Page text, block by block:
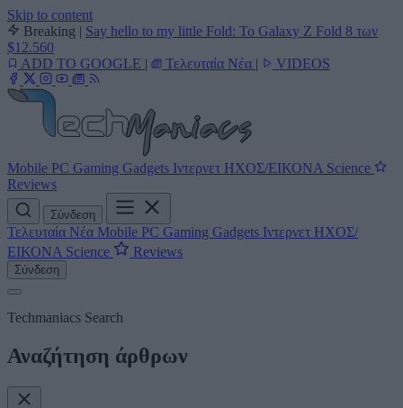
Skip to content
Breaking | Say hello to my little Fold: Το Galaxy Z Fold 8 των
$12.560
ADD TO GOOGLE | Τελευταία Νέα | VIDEOS
Mobile PC Gaming Gadgets Ιντερνετ ΗΧΟΣ/ΕΙΚΟΝΑ Science
Reviews
Σύνδεση
Τελευταία Νέα Mobile PC Gaming Gadgets Ιντερνετ ΗΧΟΣ/
ΕΙΚΟΝΑ Science Reviews
Σύνδεση
Techmaniacs Search
Αναζήτηση άρθρων